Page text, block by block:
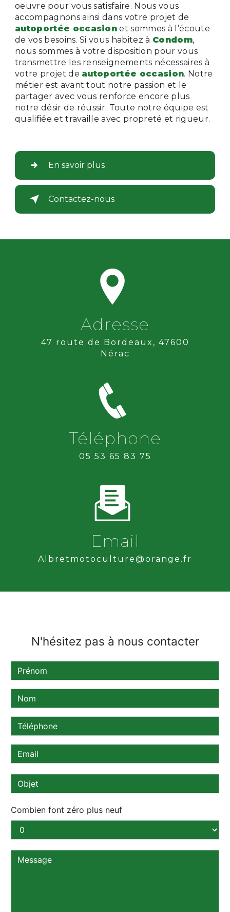
oeuvre pour vous satisfaire. Nous vous
accompagnons ainsi dans votre projet de
autoportée occasion et sommes à l’écoute
de vos besoins. Si vous habitez à Condom,
nous sommes à votre disposition pour vous
transmettre les renseignements nécessaires à
votre projet de autoportée occasion. Notre
métier est avant tout notre passion et le
partager avec vous renforce encore plus
notre désir de réussir. Toute notre équipe est
qualifiée et travaille avec propreté et rigueur.
En savoir plus
Contactez-nous
Adresse
47 route de Bordeaux, 47600
Nérac
Téléphone
05 53 65 83 75
Email
albretmotoculture@orange.fr
N'hésitez pas à nous contacter
Combien font zéro plus neuf